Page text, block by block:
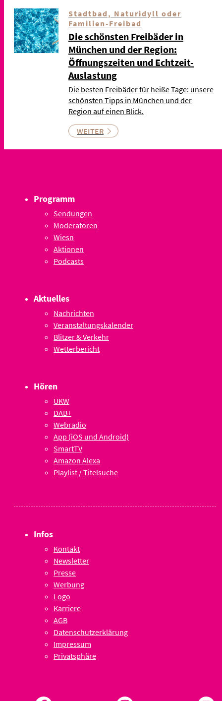
Stadtbad, Naturidyll oder
Familien-Freibad
Die schönsten Freibäder in
München und der Region:
Öffnungszeiten und Echtzeit-
Auslastung
Die besten Freibäder für heiße Tage: unsere
schönsten Tipps in München und der
Region auf einen Blick.
WEITER
Programm
Sendungen
Moderatoren
Wiesn
Aktionen
Podcasts
Aktuelles
Nachrichten
Veranstaltungskalender
Blitzer & Verkehr
Wetterbericht
Hören
UKW
DAB+
Webradio
App (iOS und Android)
SmartTV
Amazon Alexa
Playlist / Titelsuche
Infos
Kontakt
Newsletter
Presse
Werbung
Logo
Karriere
AGB
Datenschutzerklärung
Impressum
Privatsphäre